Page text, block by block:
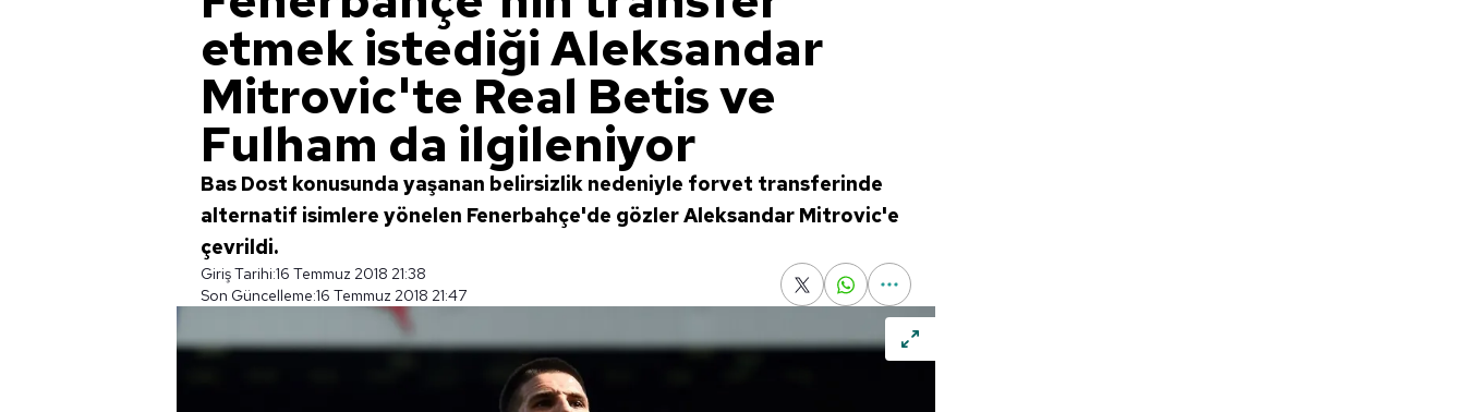
etmek istediği Aleksandar
Mitrovic'te Real Betis ve
Fulham da ilgileniyor
Bas Dost konusunda yaşanan belirsizlik nedeniyle forvet transferinde
alternatif isimlere yönelen Fenerbahçe'de gözler Aleksandar Mitrovic'e
çevrildi.
Giriş Tarihi:16 Temmuz 2018 21:38
Son Güncelleme:16 Temmuz 2018 21:47